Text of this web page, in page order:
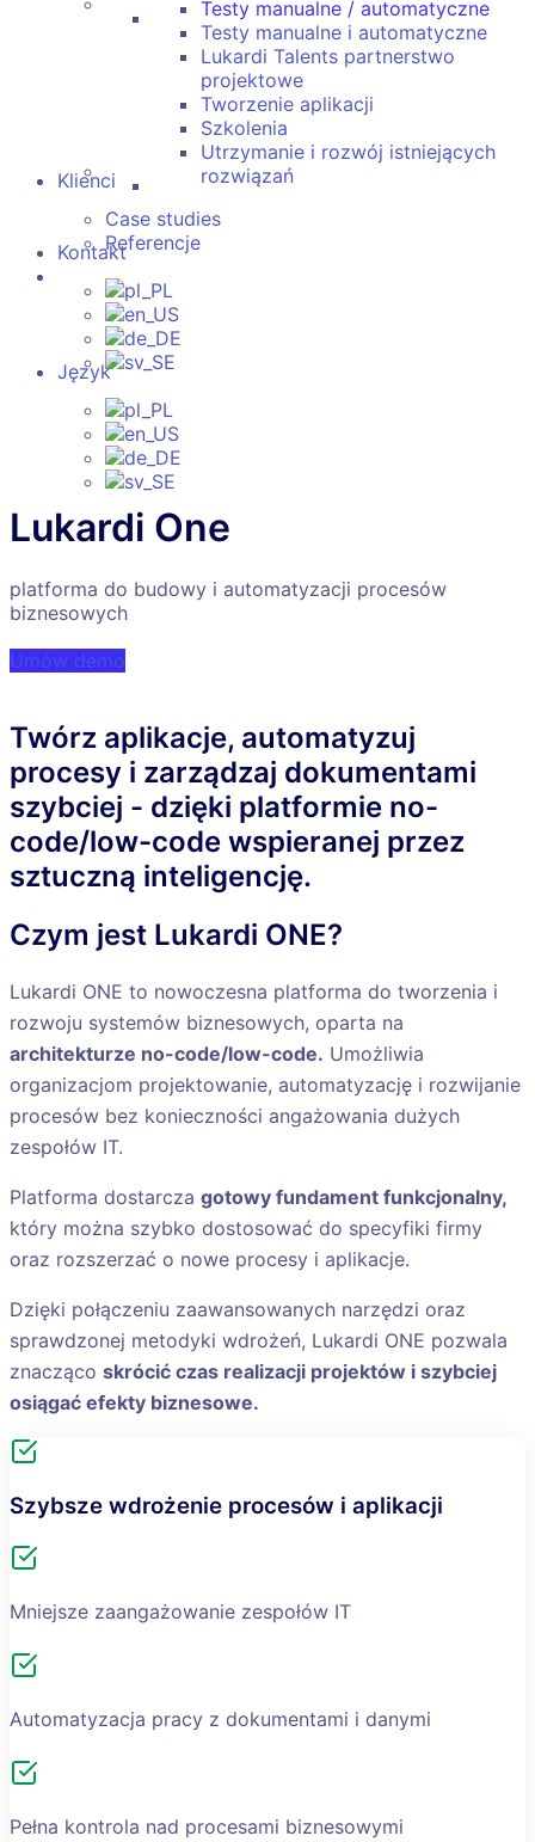
Testy manualne / automatyczne
Testy manualne i automatyczne
Lukardi Talents partnerstwo
projektowe
Tworzenie aplikacji
Szkolenia
Utrzymanie i rozwój istniejących
rozwiązań
Klienci
Case studies
Referencje
Kontakt
Język
Lukardi One
platforma do budowy i automatyzacji procesów
biznesowych
Umów demo
Twórz aplikacje, automatyzuj
procesy i zarządzaj dokumentami
szybciej - dzięki platformie no-
code/low-code wspieranej przez
sztuczną inteligencję.
Czym jest Lukardi ONE?
Lukardi ONE to nowoczesna platforma do tworzenia i
rozwoju systemów biznesowych, oparta na
architekturze no-code/low-code. Umożliwia
organizacjom projektowanie, automatyzację i rozwijanie
procesów bez konieczności angażowania dużych
zespołów IT.
Platforma dostarcza gotowy fundament funkcjonalny,
który można szybko dostosować do specyfiki firmy
oraz rozszerzać o nowe procesy i aplikacje.
Dzięki połączeniu zaawansowanych narzędzi oraz
sprawdzonej metodyki wdrożeń, Lukardi ONE pozwala
znacząco skrócić czas realizacji projektów i szybciej
osiągać efekty biznesowe.
Szybsze wdrożenie procesów i aplikacji
Mniejsze zaangażowanie zespołów IT
Automatyzacja pracy z dokumentami i danymi
Pełna kontrola nad procesami biznesowymi